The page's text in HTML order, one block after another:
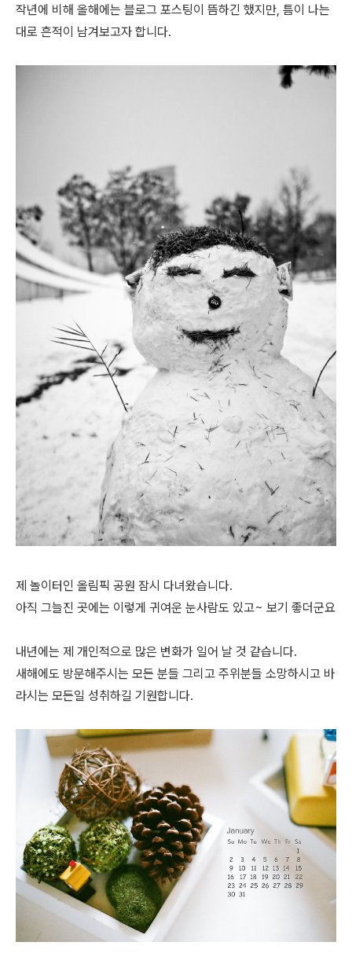
작년에 비해 올해에는 블로그 포스팅이 뜸하긴 했지만, 틈이 나는
대로 흔적이 남겨보고자 합니다.
제 놀이터인 올림픽 공원 잠시 다녀왔습니다.
아직 그늘진 곳에는 이렇게 귀여운 눈사람도 있고~ 보기 좋더군요
내년에는 제 개인적으로 많은 변화가 일어 날 것 같습니다.
새해에도 방문해주시는 모든 분들 그리고 주위분들 소망하시고 바
라시는 모든일 성취하길 기원합니다.